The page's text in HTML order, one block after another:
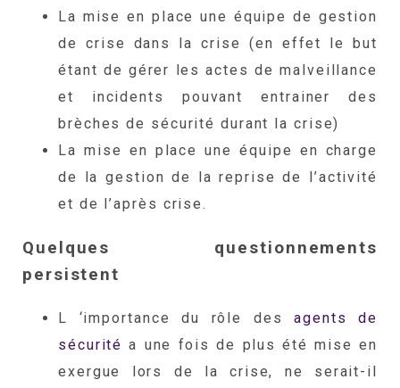
La mise en place une équipe de gestion
de crise dans la crise (en effet le but
étant de gérer les actes de malveillance
et incidents pouvant entrainer des
brèches de sécurité durant la crise)
La mise en place une équipe en charge
de la gestion de la reprise de l’activité
et de l’après crise.
Quelques questionnements
persistent
L ‘importance du rôle desagents de
sécurité a une fois de plus été mise en
exergue lors de la crise, ne serait-il